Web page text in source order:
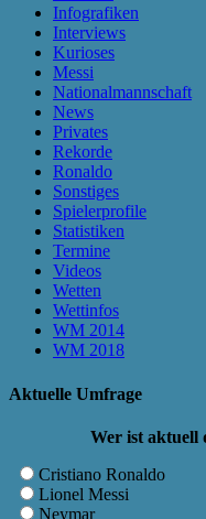
Infografiken
Interviews
Kurioses
Messi
Nationalmannschaft
News
Privates
Rekorde
Ronaldo
Sonstiges
Spielerprofile
Statistiken
Termine
Videos
Wetten
Wettinfos
WM 2014
WM 2018
Aktuelle Umfrage
Wer ist aktuell
Cristiano Ronaldo
Lionel Messi
Neymar